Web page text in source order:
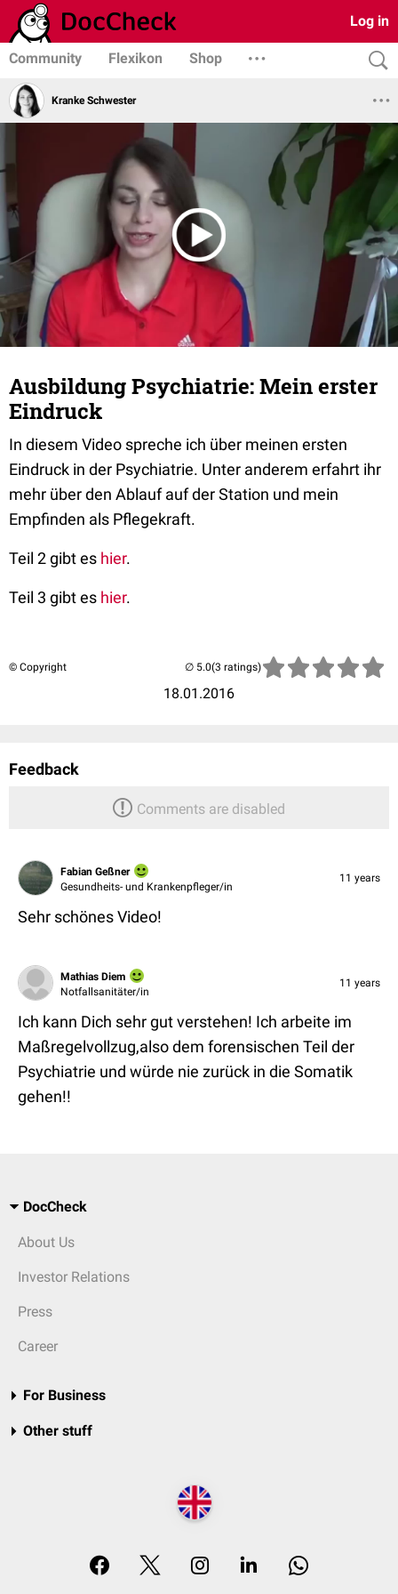
Log in
Community Flexikon Shop
Kranke Schwester
Ausbildung Psychiatrie: Mein erster
Eindruck
In diesem Video spreche ich über meinen ersten
Eindruck in der Psychiatrie. Unter anderem erfahrt ihr
mehr über den Ablauf auf der Station und mein
Empfinden als Pflegekraft.
Teil 2 gibt es hier.
Teil 3 gibt es hier.
© Copyright
18.01.2016
(3 ratings)
Feedback
Comments are disabled
Fabian Geßner
Gesundheits- und Krankenpfleger/in
11 years
Sehr schönes Video!
Mathias Diem
Notfallsanitäter/in
11 years
Ich kann Dich sehr gut verstehen! Ich arbeite im
Maßregelvollzug,also dem forensischen Teil der
Psychiatrie und würde nie zurück in die Somatik
gehen!!
DocCheck
About Us
Investor Relations
Press
Career
For Business
Other stuff